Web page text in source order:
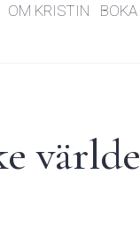
OM KRISTIN